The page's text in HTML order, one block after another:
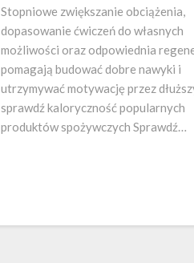
Stopniowe zwiększanie obciążenia,
dopasowanie ćwiczeń do własnych
możliwości oraz odpowiednia
pomagają budować dobre nawyki i
utrzymywać motywację przez
sprawdź kaloryczność popularnych
produktów spożywczych Sprawdź…